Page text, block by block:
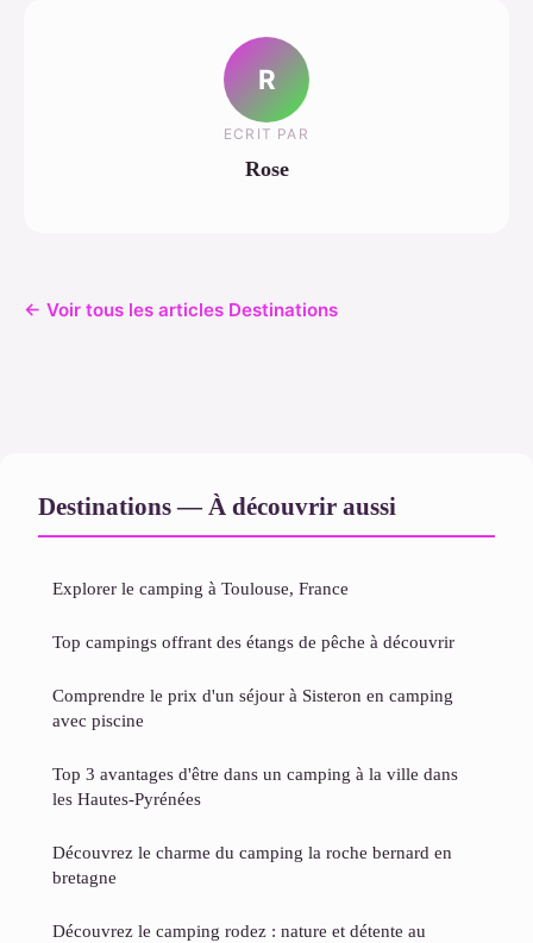
R
ECRIT PAR
Rose
← Voir tous les articles Destinations
Destinations — À découvrir aussi
Explorer le camping à Toulouse, France
Top campings offrant des étangs de pêche à découvrir
Comprendre le prix d'un séjour à Sisteron en camping
avec piscine
Top 3 avantages d'être dans un camping à la ville dans
les Hautes-Pyrénées
Découvrez le charme du camping la roche bernard en
bretagne
Découvrez le camping rodez : nature et détente au